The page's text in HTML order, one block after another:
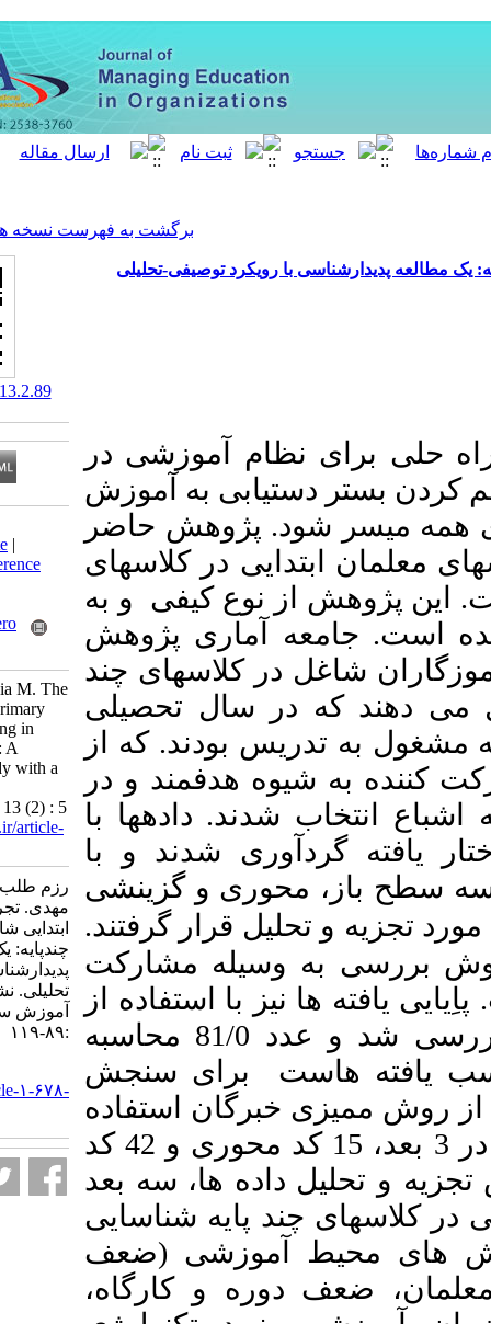
برگشت به فهرست نسخه ها
با رویکرد توصیفی-تحلیلی
نظام آموزشی در
به آموزش
شود. پژوهش حاضر
در کلاسهای
از نوع کیفی و به
آماری پژوهش
در کلاسهای چند
در سال تحصیلی
تدریس بودند. که از
به شیوه هدفمند و در
شدند. داده­ها با
شدند و با
محوری و گزینشی
قرار گرفتند.
وسیله مشارکت
نیز با استفاده از
روش توافق بین دو کدگذار بررسی شد و عدد 81/0 محاسبه
برای سنجش
خبرگان استفاده
شد. داده های جمع آوری شده در 3 بعد، 15 کد محوری و 42 کد
داده ها، سه بعد
پایه شناسایی
آموزشی (ضعف
و کارگاه،
Download citation:
BibTeX
RIS | EndNote|
Medlars
ProCite|Reference
RefWorks
Send citation to:
Mendeley
Zotero
Razmtallab N, Moeinikia M. The
Lived Experiences of Primary
School Teachers Working in
Multigrade Classrooms: A
Phenomenological Study with a
Descriptive-Analytical
Approach. MEO 2024; 13 (2) : 5
URL:http://journalieaa.ir/article-
رزم طلب ناصر، معینی کیا
مهدی. تجربه‌ زیسته معلمان
ابتدایی شاغل در کلاس‌های
چندپایه: یک مطالعه
پدیدارشناسی با رویکرد توصیفی-
تحلیلی. نشریه مديريت بر
آموزش سازمانها. ۱۴۰۳; ۱۳ (۲)
:۸۹-۱۱۹
http://journalieaa.ir/article-۱-۶۷۸-